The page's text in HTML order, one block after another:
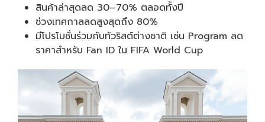
สินค้าล่าสุดลด 30–70% ตลอดทั้งปี
ช่วงเทศกาลลดสูงสุดถึง 80%
มีโปรโมชั่นร่วมกับทัวริสต์ต่างชาติ เช่น Program ลด
ราคาสำหรับ Fan ID ใน FIFA World Cup